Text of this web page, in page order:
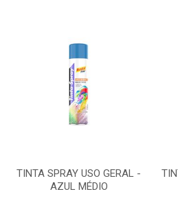
TINTA SPRAY USO GERAL -
AZUL MÉDIO